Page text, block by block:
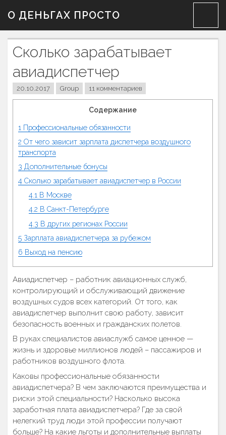
О ДЕНЬГАХ ПРОСТО
Сколько зарабатывает
авиадиспетчер
20.10.2017 Group 11 комментариев
Содержание
1 Профессиональные обязанности
2 От чего зависит зарплата диспетчера воздушного
транспорта
3 Дополнительные бонусы
4 Сколько зарабатывает авиадиспетчер в России
4.1 В Москве
4.2 В Санкт-Петербурге
4.3 В других регионах России
5 Зарплата авиадиспетчера за рубежом
6 Выход на пенсию
Авиадиспетчер – работник авиационных служб,
контролирующий и обслуживающий движение
воздушных судов всех категорий. От того, как
авиадиспетчер выполнит свою работу, зависит
безопасность военных и гражданских полетов.
В руках специалистов авиаслужб самое ценное —
жизнь и здоровье миллионов людей – пассажиров и
работников воздушного флота.
Каковы профессиональные обязанности
авиадиспетчера? В чем заключаются преимущества и
риски этой специальности? Насколько высока
заработная плата авиадиспетчера? Где за свой
нелегкий труд люди этой профессии получают
больше? На какие льготы и дополнительные выплаты